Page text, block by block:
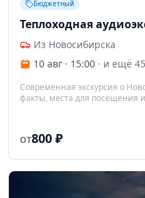
Бюджетный
Теплоходная
Из Новосибирска
10 авг · 15:00 · и ещё
Современная экскурсия о
факты, места для посещения
ОТ800 ₽